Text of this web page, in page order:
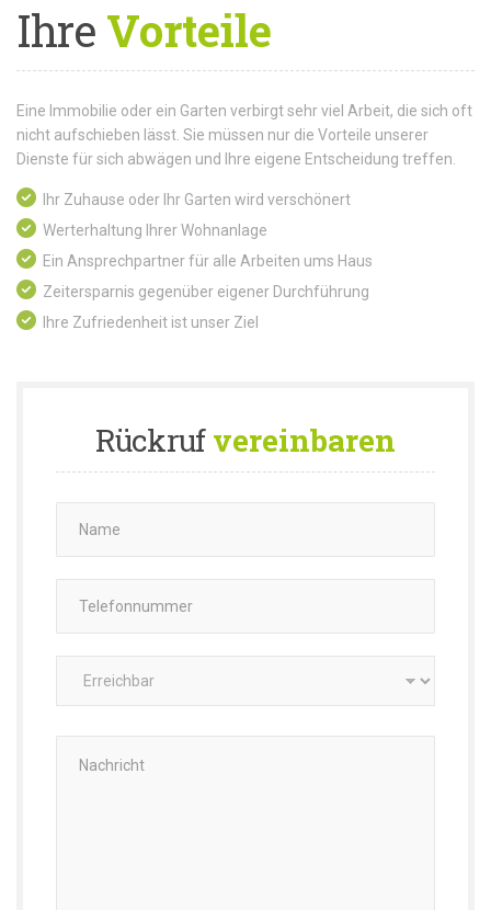
IhreVorteile
Eine Immobilie oder ein Garten verbirgt sehr viel Arbeit, die sich oft
nicht aufschieben lässt. Sie müssen nur die Vorteile unserer
Dienste für sich abwägen und Ihre eigene Entscheidung treffen.
Ihr Zuhause oder Ihr Garten wird verschönert
Werterhaltung Ihrer Wohnanlage
Ein Ansprechpartner für alle Arbeiten ums Haus
Zeitersparnis gegenüber eigener Durchführung
Ihre Zufriedenheit ist unser Ziel
Rückrufvereinbaren